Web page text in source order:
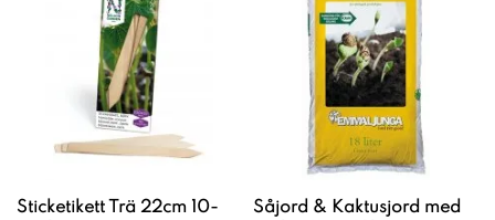
Sticketikett Trä 22cm 10-
Såjord & Kaktusjord med